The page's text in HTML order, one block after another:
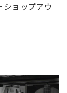
ョップアウ